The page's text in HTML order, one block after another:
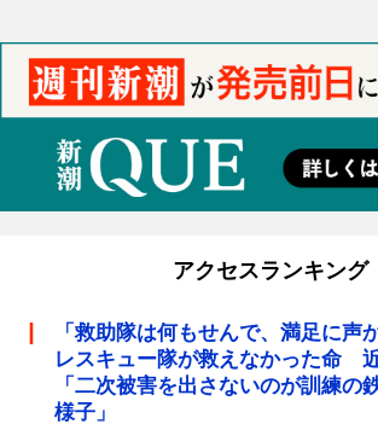
アクセスランキング
「救助隊は何もせんで、満足に声
レスキュー隊が救えなかった命
「二次被害を出さないのが訓練の
様子」